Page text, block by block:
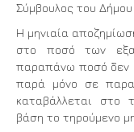
Σύμβουλος του
Η μηνιαία
στο ποσό των
παραπάνω ποσό δεν
παρά μόνο σε
καταβάλλεται στο
βάση το τηρούμενο